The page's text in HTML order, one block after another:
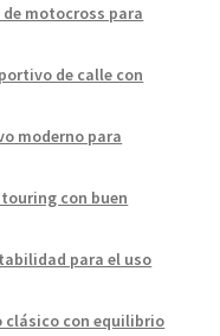
de motocross para
de calle con
moderno para
con buen
para el uso
clásico con equilibrio